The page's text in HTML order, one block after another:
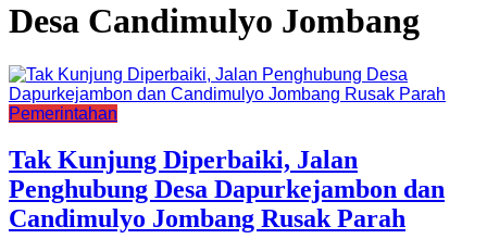
Desa Candimulyo Jombang
Pemerintahan
Tak Kunjung Diperbaiki, Jalan
Penghubung Desa Dapurkejambon dan
Candimulyo Jombang Rusak Parah